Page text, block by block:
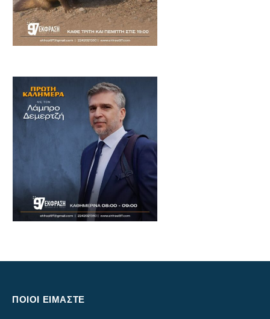
ΠΟΙΟΙ ΕΙΜΑΣΤΕ